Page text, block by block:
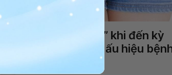
Ngứa‌ ‌“vùng‌ ‌kín”‌ ‌khi‌ ‌đến‌ ‌kỳ‌
‌kinh‌ ‌nguyệt‌ ‌là‌ ‌dấu‌ ‌hiệu‌
‌nào?‌